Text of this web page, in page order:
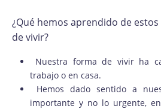
¿Qué hemos aprendido de
de vivir?
Nuestra forma de vivir ha
trabajo o en casa.
Hemos dado sentido a
importante y no lo urgente,